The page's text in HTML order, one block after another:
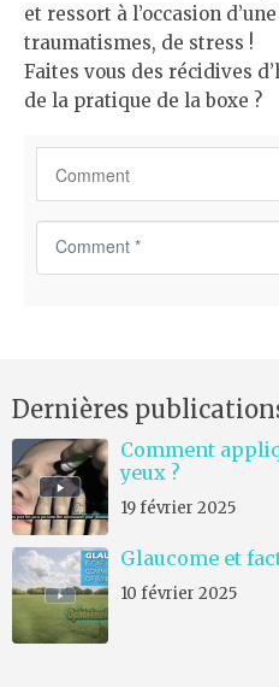
et ressort à l’occasion
traumatismes, de stress !
Faites vous des récidives
de la pratique de la boxe ?
t
*
Dernières
Comment
yeux ?
19 février 2025
Glaucome et
10 février 2025